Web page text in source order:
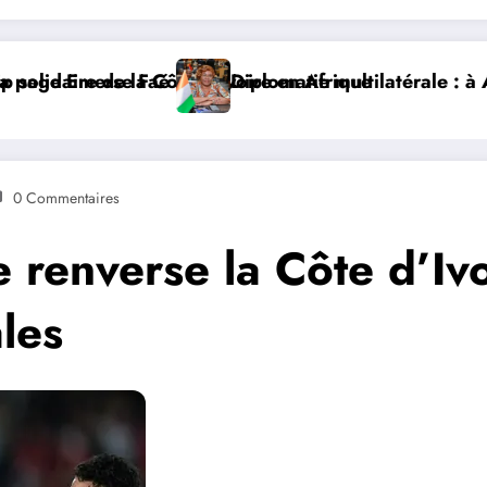
: à Addis-Abeba, SE Mme Nialé Kaba
𝐉𝐎𝐉 𝐃𝐀𝐊𝐀𝐑
0 Commentaires
la Côte